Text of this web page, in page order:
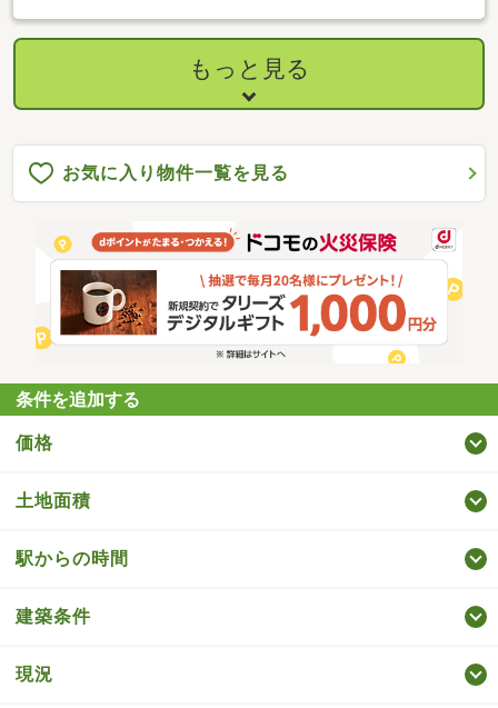
もっと見る
お気に入り物件一覧を見る
条件を追加する
価格
土地面積
駅からの時間
建築条件
現況